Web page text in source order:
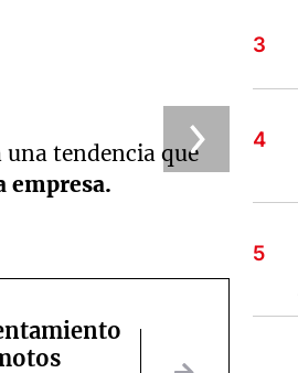
una tendencia que
empresa.